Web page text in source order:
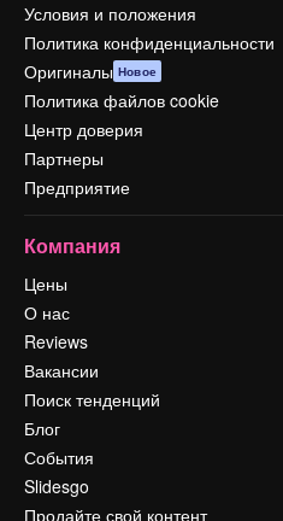
Условия и положения
Политика конфиденциальности
Оригиналы Новое
Политика файлов cookie
Центр доверия
Партнеры
Предприятие
Компания
Цены
О нас
Reviews
Вакансии
Поиск тенденций
Блог
События
Slidesgo
Продайте свой контент